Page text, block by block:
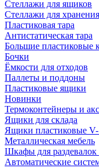
Стеллажи для ящиков
Стеллажи для
Пластиковая тара
Антистатическая тара
Большие пластиковые
Бочки
Ёмкости для отходов
Паллеты и поддоны
Пластиковые ящики
Новинки
Термоконтейнеры и
Ящики для склада
Ящики пластиковые
Металлическая мебель
Шкафы для раздевалок
Автоматические